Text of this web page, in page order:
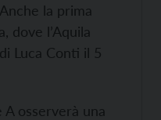
la prima
dove l’Aquila
Luca Conti il 5
A osserverà una